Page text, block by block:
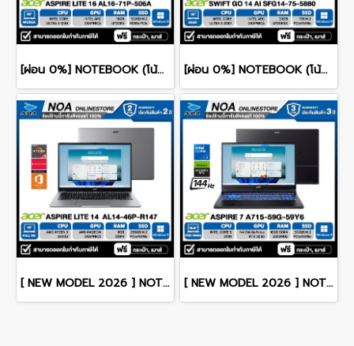
[ผ่อน 0%] NOTEBOOK (โน้ตบุ๊ค) ACER ASPIRE LITE 16 AL16-71P-506A 16" WUXGA/CORE 5 125H/RAM 16GB/SSD 512GB/RWINDOWS 11+MS OFFICE รับประกันศูนย์ไทย 2ปี [ผ่อน 0%] NOTEBOOK (โน้ตบุ๊ก) ACER SWIFT GO 14 AI SFG14-75-5880 14" OLED /CORE ULTRA 5 228V/RAM 32GB/SSD 1TB/WINDOWS 11+OFFICE รับประกันศูนย์ไทย 3ปี
[ NEW MODEL 2026 ] NOTEBOOK (โน๊ตบุ๊ค) ACER ASPIRE LITE 14 AL14-46P-R147 14" FHD/RYZEN 3 5400U/8GB/SSD 256GB/WINDOWS 11+MS OFFICE รับประกันซ่อมฟรีถึงบ้าน 2ปี [ NEW MODEL 2026 ] NOTEBOOK (โน๊ตบุ๊ค) ACER ASPIRE 7 A715-59G-59Y6 15.6" FHD 144Hz/CORE 5-210H/16GB/SSD 512GB/RTX3050 รับประกันซ่อมฟรีถึงบ้าน 3ปี